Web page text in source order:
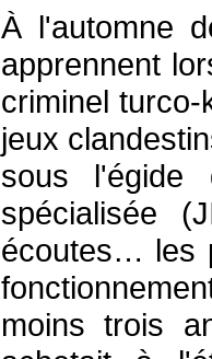
À l'automne
apprennent
criminel
jeux
sous l'égide
spécialisée
écoutes… les
moins trois